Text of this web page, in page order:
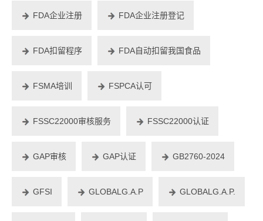
FDA企业注册 FDA企业注册登记
FDA扣留程序 FDA自动扣留我国食品
FSMA培训 FSPCA认可
FSSC22000审核服务 FSSC22000认证
GAP审核 GAP认证 GB2760-2024
GFSI GLOBALG.A.P GLOBALG.A.P.